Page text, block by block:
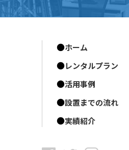
ホーム
レンタルプラン
活用事例
設置までの流れ
実績紹介